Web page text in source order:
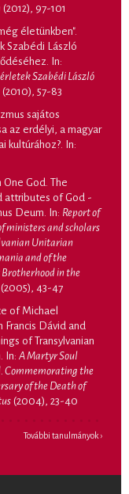
(2012), 97-101
életünkben".
Szabédi László
. In:
Szabédi László
(2010), 57-83
sajátos
az erdélyi, a magyar
kultúrához? . In:
God. The
attributes of God -
Deum . In: Report of
ministers and scholars
Unitarian
and of the
in the
(2005), 43-47
of Michael
Francis Dávid and
of Transylvanian
. In: A Martyr Soul
Commemorating the
of the Death of
(2004), 23-40
További tanulmányok ›